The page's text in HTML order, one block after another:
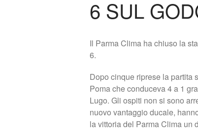
6 SUL
Il Parma Clima ha chiuso la
6.
Dopo cinque riprese la partita
Poma che conduceva 4 a 1
Lugo. Gli ospiti non si sono
nuovo vantaggio ducale,
la vittoria del Parma Clima un